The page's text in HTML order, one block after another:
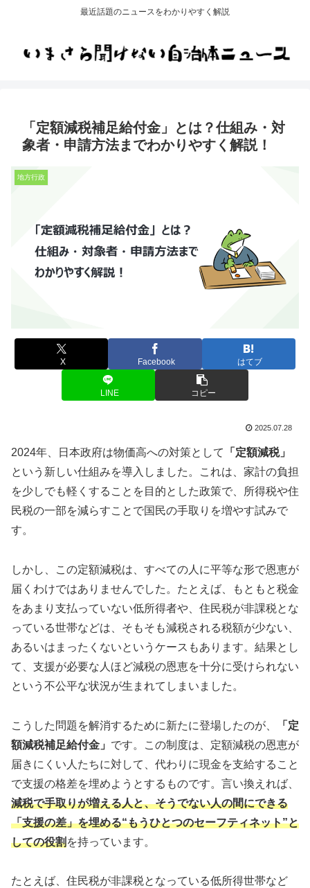
最近話題のニュースをわかりやすく解説
「定額減税補足給付金」とは？仕組み・対
象者・申請方法までわかりやすく解説！
地方行政
X Facebook はてブ
LINE コピー
2025.07.28
2024年、日本政府は物価高への対策として
「定額減税」
という新しい仕組みを導入しました。これは、家計の負担
を少しでも軽くすることを目的とした政策で、所得税や住
民税の一部を減らすことで国民の手取りを増やす試みで
す。
しかし、この定額減税は、すべての人に平等な形で恩恵が
届くわけではありませんでした。たとえば、もともと税金
をあまり支払っていない低所得者や、住民税が非課税とな
っている世帯などは、そもそも減税される税額が少ない、
あるいはまったくないというケースもあります。結果とし
て、支援が必要な人ほど減税の恩恵を十分に受けられない
という不公平な状況が生まれてしまいました。
こうした問題を解消するために新たに登場したのが、
「定
額減税補足給付金」 です。この制度は、定額減税の恩恵が
届きにくい人たちに対して、代わりに現金を支給すること
で支援の格差を埋めようとするものです。言い換えれば、
減税で手取りが増える人と、そうでない人の間にできる
「支援の差」を埋める“もうひとつのセーフティネット”と
しての役割を持っています。
たとえば、住民税が非課税となっている低所得世帯など